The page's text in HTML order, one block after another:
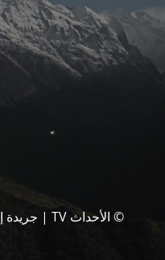
© الأحداث TV | جريدة إلكترونية إخبارية مغربية 2026